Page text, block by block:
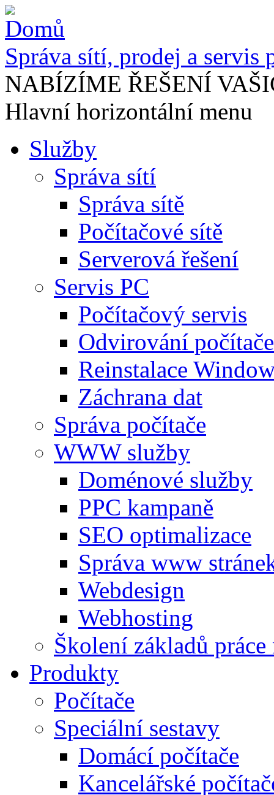
Správa sítí, prodej a servis
NABÍZÍME ŘEŠENÍ
Hlavní horizontální menu
Služby
Správa sítí
Správa sítě
Počítačové sítě
Serverová řešení
Servis PC
Počítačový servis
Odvirování počítače
Reinstalace
Záchrana dat
Správa počítače
WWW služby
Doménové služby
PPC kampaně
SEO optimalizace
Správa www
Webdesign
Webhosting
Školení základů práce
Produkty
Počítače
Speciální sestavy
Domácí počítače
Kancelářské